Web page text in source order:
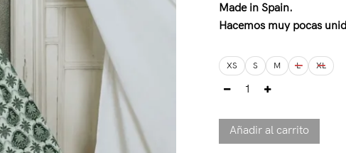
Made in Spain.
Hacemos muy pocas
XS S M L XL
Añadir al carrito